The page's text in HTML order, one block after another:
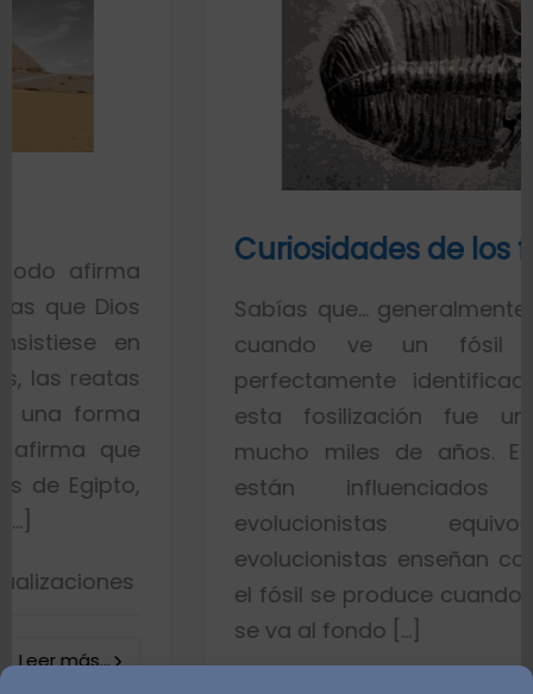
en
Curiosidades de los fósiles
Sabías que… generalmente toda la
cuando ve un fósil de un
perfectamente identificado
esta fosilización fue un
mucho miles de años. Esto es
están influenciados por
evolucionistas equivocadas.
evolucionistas enseñan con
el fósil se produce cuando el pez
se va al fondo […]